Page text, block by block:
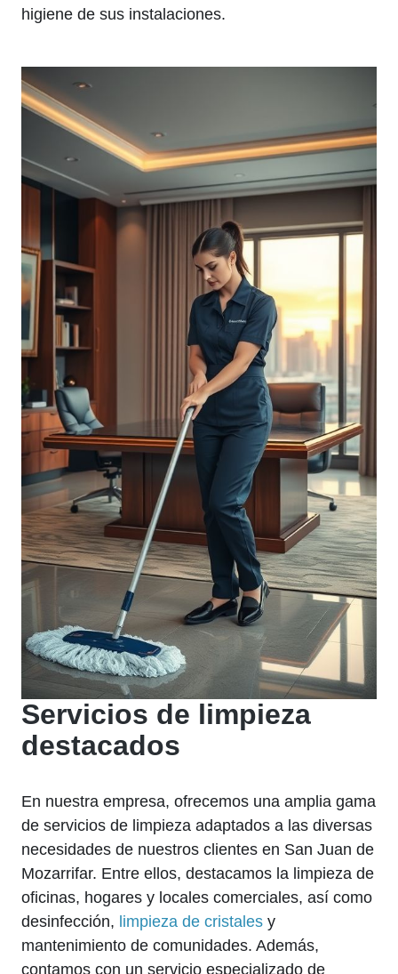
higiene de sus instalaciones.
Servicios de limpieza
destacados
En nuestra empresa, ofrecemos una amplia gama
de servicios de limpieza adaptados a las diversas
necesidades de nuestros clientes en San Juan de
Mozarrifar. Entre ellos, destacamos la limpieza de
oficinas, hogares y locales comerciales, así como
desinfección, limpieza de cristales y
mantenimiento de comunidades. Además,
contamos con un servicio especializado de